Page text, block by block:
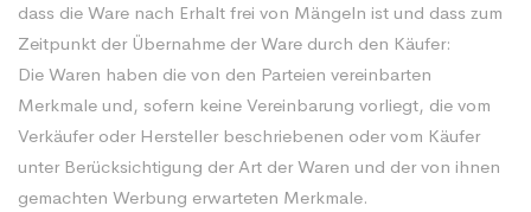
dass die Ware nach Erhalt frei von Mängeln ist und dass zum
Zeitpunkt der Übernahme der Ware durch den Käufer:
Die Waren haben die von den Parteien vereinbarten
Merkmale und, sofern keine Vereinbarung vorliegt, die vom
Verkäufer oder Hersteller beschriebenen oder vom Käufer
unter Berücksichtigung der Art der Waren und der von ihnen
gemachten Werbung erwarteten Merkmale.